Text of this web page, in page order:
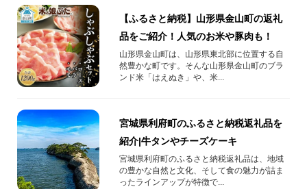
【ふるさと納税】山形県金山町の返礼
品をご紹介！人気のお米や豚肉も！
山形県金山町は、山形県東北部に位置する自
然豊かな町です。そんな山形県金山町のブラ
ンド米「はえぬき」や、米...
宮城県利府町のふるさと納税返礼品を
紹介|牛タンやチーズケーキ
宮城県利府町のふるさと納税返礼品は、地域
の豊かな自然と文化、そして食の魅力が詰ま
ったラインアップが特徴で...